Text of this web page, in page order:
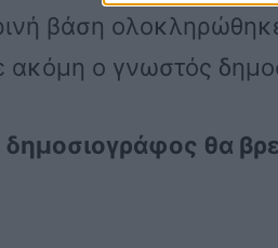
βάση
ακόμη ο γνωστός
θα